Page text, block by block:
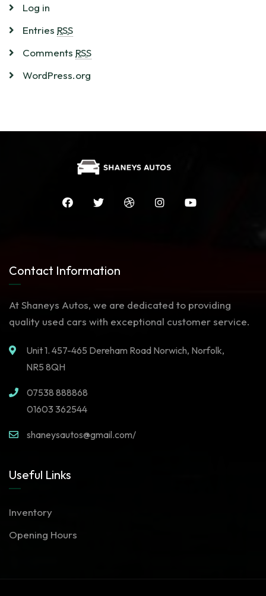
Log in
Entries RSS
Comments RSS
WordPress.org
Contact Information
At Shaneys Autos, we are dedicated to providing
quality used cars with exceptional customer service.
Unit 1. 457-465 Dereham Road Norwich, Norfolk,
NR5 8QH
07538 888868
01603 362544
shaneysautos@gmail.com/
Useful Links
Inventory
Opening Hours